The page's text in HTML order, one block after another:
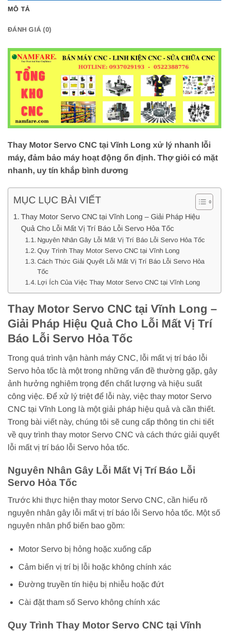
MÔ TẢ
ĐÁNH GIÁ (0)
Thay Motor Servo CNC tại Vĩnh Long xử lý nhanh lỗi
máy, đảm bảo máy hoạt động ổn định. Thợ giỏi có mặt
nhanh, uy tín khắp bình dương
MỤC LỤC BÀI VIẾT
Thay Motor Servo CNC tại Vĩnh Long – Giải Pháp Hiệu
Quả Cho Lỗi Mất Vị Trí Báo Lỗi Servo Hỏa Tốc
Nguyên Nhân Gây Lỗi Mất Vị Trí Báo Lỗi Servo Hỏa Tốc
Quy Trình Thay Motor Servo CNC tại Vĩnh Long
Cách Thức Giải Quyết Lỗi Mất Vị Trí Báo Lỗi Servo Hỏa
Tốc
Lợi Ích Của Việc Thay Motor Servo CNC tại Vĩnh Long
Thay Motor Servo CNC tại Vĩnh Long –
Giải Pháp Hiệu Quả Cho Lỗi Mất Vị Trí
Báo Lỗi Servo Hỏa Tốc
Trong quá trình vận hành máy CNC, lỗi mất vị trí báo lỗi
Servo hỏa tốc là một trong những vấn đề thường gặp, gây
ảnh hưởng nghiêm trọng đến chất lượng và hiệu suất
công việc. Để xử lý triệt để lỗi này, việc thay motor Servo
CNC tại Vĩnh Long là một giải pháp hiệu quả và cần thiết.
Trong bài viết này, chúng tôi sẽ cung cấp thông tin chi tiết
về quy trình thay motor Servo CNC và cách thức giải quyết
lỗi mất vị trí báo lỗi Servo hỏa tốc.
Nguyên Nhân Gây Lỗi Mất Vị Trí Báo Lỗi
Servo Hỏa Tốc
Trước khi thực hiện thay motor Servo CNC, cần hiểu rõ
nguyên nhân gây lỗi mất vị trí báo lỗi Servo hỏa tốc. Một số
nguyên nhân phổ biến bao gồm:
Motor Servo bị hỏng hoặc xuống cấp
Cảm biến vị trí bị lỗi hoặc không chính xác
Đường truyền tín hiệu bị nhiễu hoặc đứt
Cài đặt tham số Servo không chính xác
Quy Trình Thay Motor Servo CNC tại Vĩnh